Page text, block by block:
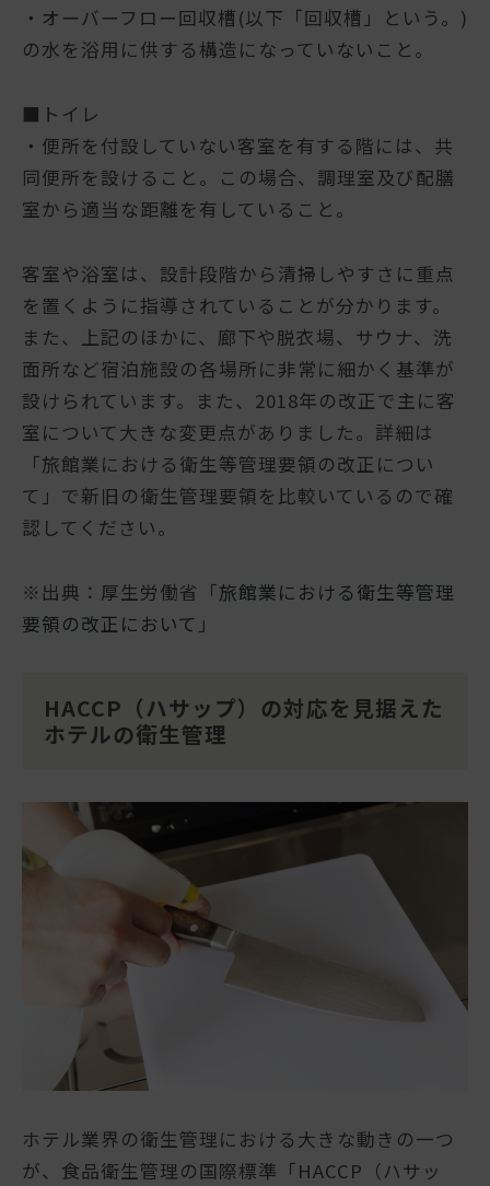
・オーバーフロー回収槽(以下「回収槽」という。)
の水を浴用に供する構造になっていないこと。
■トイレ
・便所を付設していない客室を有する階には、共
同便所を設けること。この場合、調理室及び配膳
室から適当な距離を有していること。
客室や浴室は、設計段階から清掃しやすさに重点
を置くように指導されていることが分かります。
また、上記のほかに、廊下や脱衣場、サウナ、洗
面所など宿泊施設の各場所に非常に細かく基準が
設けられています。また、2018年の改正で主に客
室について大きな変更点がありました。詳細は
「旅館業における衛生等管理要領の改正につい
て」で新旧の衛生管理要領を比較いているので確
認してください。
※出典：厚生労働省「旅館業における衛生等管理
要領の改正において 」
HACCP（ハサップ）の対応を見据えた
ホテルの衛生管理
ホテル業界の衛生管理における大きな動きの一つ
が、食品衛生管理の国際標準「HACCP（ハサッ